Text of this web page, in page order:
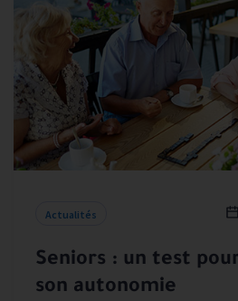
Actualités
Seniors : un test
son autonomie